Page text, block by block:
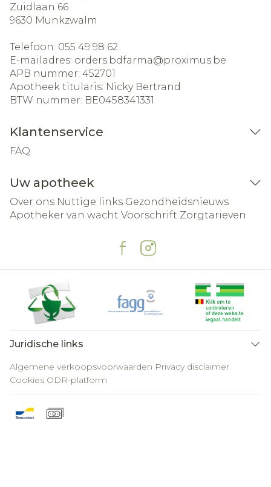
Zuidlaan 66
9630 Munkzwalm
Telefoon: 055 49 98 62
E-mailadres: orders.bdfarma@proximus.be
APB nummer: 452701
Apotheek titularis: Nicky Bertrand
BTW nummer: BE0458341331
Klantenservice
FAQ
Uw apotheek
Over ons Nuttige links Gezondheidsnieuws
Apotheker van wacht Voorschrift Zorgtarieven
Juridische links
Algemene verkoopsvoorwaarden Privacy disclaimer
Cookies ODR-platform